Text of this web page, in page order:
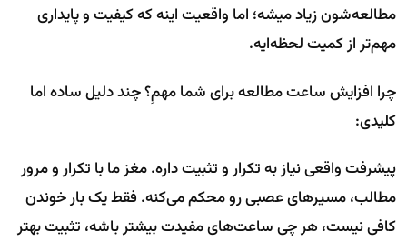
مطالعه‌شون زیاد میشه؛ اما واقعیت اینه که کیفیت و پایداری
مهم‌تر از کمیت لحظه‌ایه.
چرا افزایش ساعت مطالعه برای شما مهمِ؟ چند دلیل ساده اما
کلیدی:
پیشرفت واقعی نیاز به تکرار و تثبیت داره. مغز ما با تکرار و مرور
مطالب، مسیرهای عصبی رو محکم می‌کنه. فقط یک بار خوندن
کافی نیست، هر چی ساعت‌های مفیدت بیشتر باشه، تثبیت بهتر